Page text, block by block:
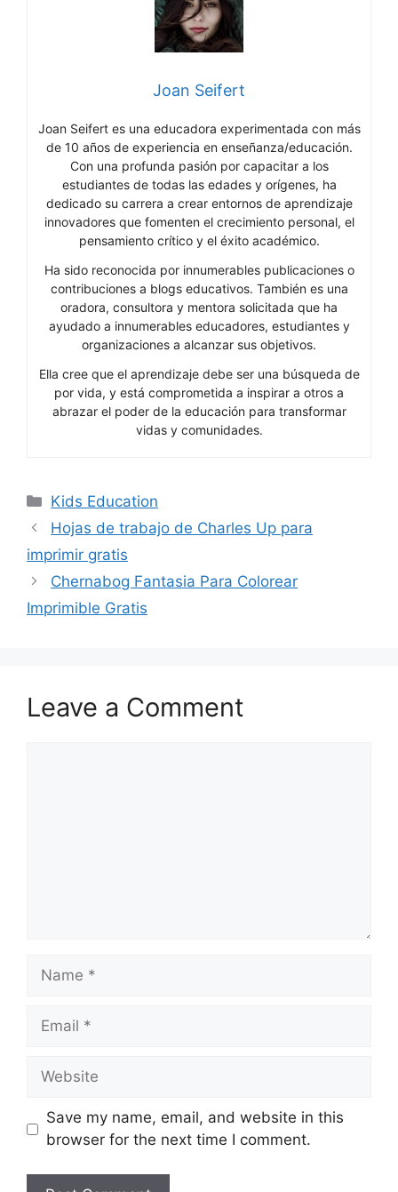
Joan Seifert
Joan Seifert es una educadora experimentada con más
de 10 años de experiencia en enseñanza/educación.
Con una profunda pasión por capacitar a los
estudiantes de todas las edades y orígenes, ha
dedicado su carrera a crear entornos de aprendizaje
innovadores que fomenten el crecimiento personal, el
pensamiento crítico y el éxito académico.
Ha sido reconocida por innumerables publicaciones o
contribuciones a blogs educativos. También es una
oradora, consultora y mentora solicitada que ha
ayudado a innumerables educadores, estudiantes y
organizaciones a alcanzar sus objetivos.
Ella cree que el aprendizaje debe ser una búsqueda de
por vida, y está comprometida a inspirar a otros a
abrazar el poder de la educación para transformar
vidas y comunidades.
Categories
Kids Education
Hojas de trabajo de Charles Up para
imprimir gratis
Chernabog Fantasia Para Colorear
Imprimible Gratis
Leave a Comment
Name
Email
Website
Save my name, email, and website in this
browser for the next time I comment.